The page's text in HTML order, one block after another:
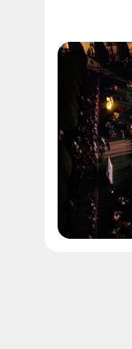
socială”